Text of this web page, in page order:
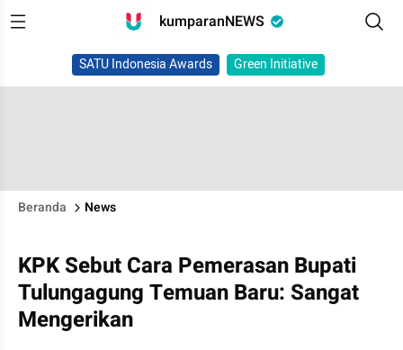
kumparanNEWS
SATU Indonesia Awards Green Initiative
Beranda News
KPK Sebut Cara Pemerasan Bupati
Tulungagung Temuan Baru: Sangat
Mengerikan